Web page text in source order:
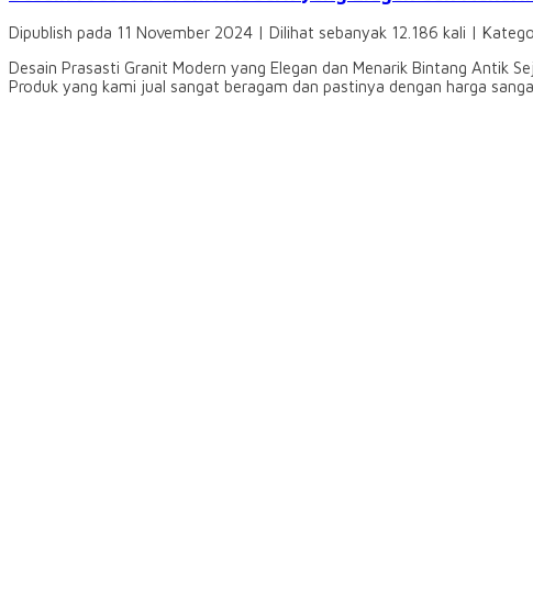
Dipublish pada 11 November 2024 | Dilihat sebanyak 12.186 kali |
Desain Prasasti Granit Modern yang Elegan dan Menarik Bintang Antik
Produk yang kami jual sangat beragam dan pastinya dengan harga